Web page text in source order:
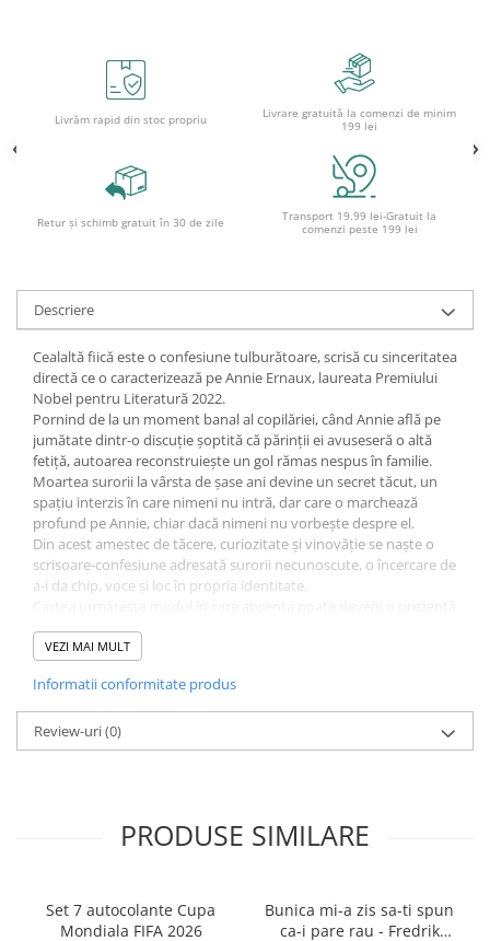
Ghiozdane pentru grădinită
Penare echipate
Penare neechipate
Penare tip etui
Acuarele școlare și Tempera
Pensule școlare
Pahare și palete pictură
Cărți
Cărți pentru copii
Cărți de colorat
Cărți ilustrate și interactive
Povești și ficțiune pentru copii
Enciclopedii și atlase pentru copii
Materiale educaționale
Benzi desenate
Educație și carte școlară
Culegeri și materiale auxiliare
Caiete de vacanță
Bibliografie școlară
Pregătire pentru admitere
Romane și literatură
Livrăm rapid din stoc propriu
Livrare gratuită la comenzi de minim
199 lei
Retur și schimb gratuit în 30 de zile
Transport 19.99 lei-Gratuit la
comenzi peste 199 lei
Descriere
Cealaltă fiică este o confesiune tulburătoare, scrisă cu sinceritatea
directă ce o caracterizează pe Annie Ernaux, laureata Premiului
Nobel pentru Literatură 2022.
Pornind de la un moment banal al copilăriei, când Annie află pe
jumătate dintr-o discuție șoptită că părinții ei avuseseră o altă
fetiță, autoarea reconstruiește un gol rămas nespus în familie.
Moartea surorii la vârsta de șase ani devine un secret tăcut, un
spațiu interzis în care nimeni nu intră, dar care o marchează
profund pe Annie, chiar dacă nimeni nu vorbește despre el.
Din acest amestec de tăcere, curiozitate și vinovăție se naște o
scrisoare-confesiune adresată surorii necunoscute, o încercare de
a-i da chip, voce și loc în propria identitate.
definitorie, iar tăcerea o formă de memorie care modelează
întreaga viață.
mărturisire intimă este o explorare a trecutului, a rolului pe care îl
ocupăm în familie și a umbrei celor dispăruți care continuă să
trăiască în noi.
VEZI MAI MULT
Informatii conformitate produs
Review-uri(0)
PRODUSE SIMILARE
Set 7 autocolante Cupa
Mondiala FIFA 2026
Bunica mi-a zis sa-ti spun
ca-i pare rau - Fredrik